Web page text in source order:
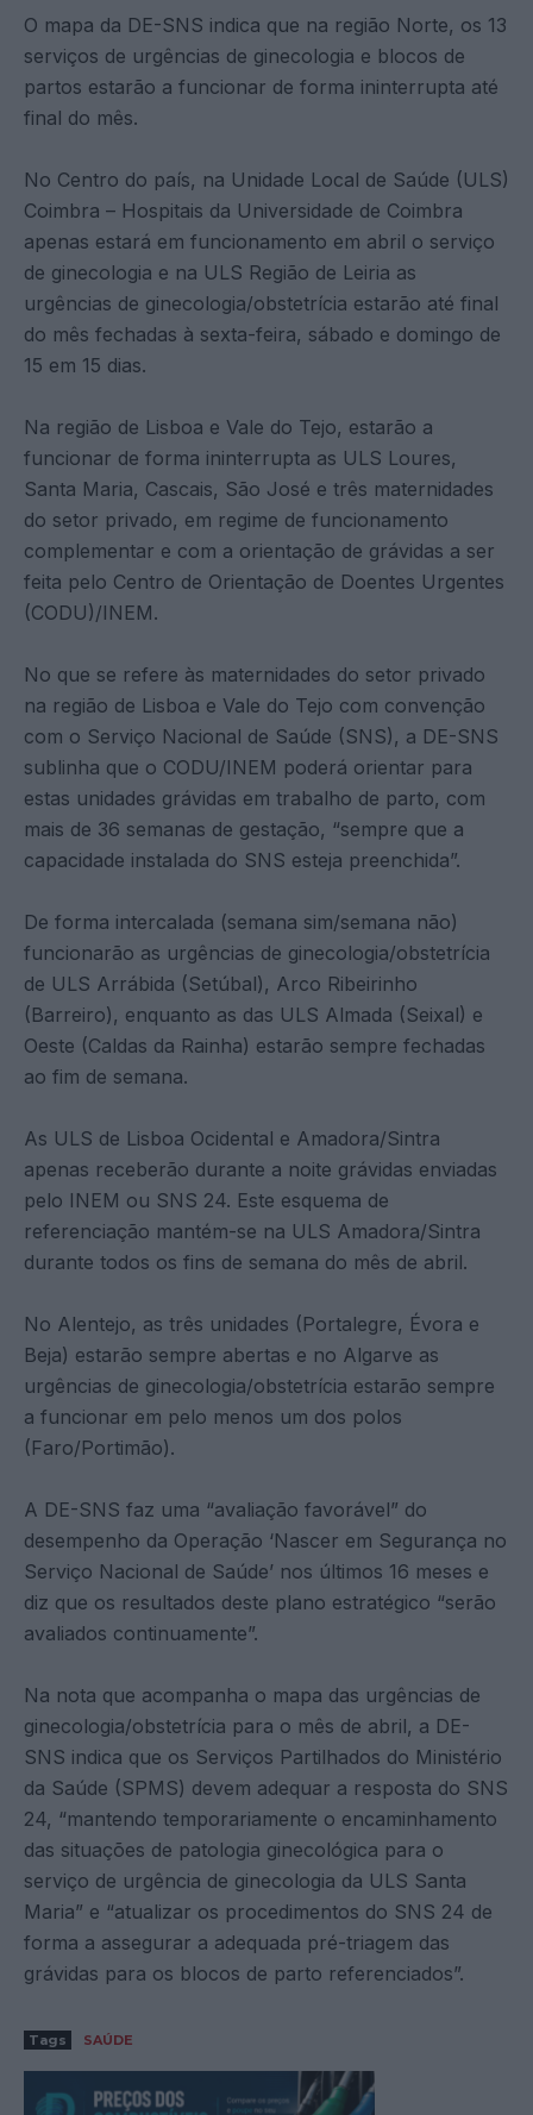
O mapa da DE-SNS indica que na região Norte, os 13
serviços de urgências de ginecologia e blocos de
partos estarão a funcionar de forma ininterrupta até
final do mês.
No Centro do país, na Unidade Local de Saúde (ULS)
Coimbra – Hospitais da Universidade de Coimbra
apenas estará em funcionamento em abril o serviço
de ginecologia e na ULS Região de Leiria as
urgências de ginecologia/obstetrícia estarão até final
do mês fechadas à sexta-feira, sábado e domingo de
15 em 15 dias.
Na região de Lisboa e Vale do Tejo, estarão a
funcionar de forma ininterrupta as ULS Loures,
Santa Maria, Cascais, São José e três maternidades
do setor privado, em regime de funcionamento
complementar e com a orientação de grávidas a ser
feita pelo Centro de Orientação de Doentes Urgentes
(CODU)/INEM.
No que se refere às maternidades do setor privado
na região de Lisboa e Vale do Tejo com convenção
com o Serviço Nacional de Saúde (SNS), a DE-SNS
sublinha que o CODU/INEM poderá orientar para
estas unidades grávidas em trabalho de parto, com
mais de 36 semanas de gestação, “sempre que a
capacidade instalada do SNS esteja preenchida”.
De forma intercalada (semana sim/semana não)
funcionarão as urgências de ginecologia/obstetrícia
de ULS Arrábida (Setúbal), Arco Ribeirinho
(Barreiro), enquanto as das ULS Almada (Seixal) e
Oeste (Caldas da Rainha) estarão sempre fechadas
ao fim de semana.
As ULS de Lisboa Ocidental e Amadora/Sintra
apenas receberão durante a noite grávidas enviadas
pelo INEM ou SNS 24. Este esquema de
referenciação mantém-se na ULS Amadora/Sintra
durante todos os fins de semana do mês de abril.
No Alentejo, as três unidades (Portalegre, Évora e
Beja) estarão sempre abertas e no Algarve as
urgências de ginecologia/obstetrícia estarão sempre
a funcionar em pelo menos um dos polos
(Faro/Portimão).
A DE-SNS faz uma “avaliação favorável” do
desempenho da Operação ‘Nascer em Segurança no
Serviço Nacional de Saúde’ nos últimos 16 meses e
diz que os resultados deste plano estratégico “serão
avaliados continuamente”.
Na nota que acompanha o mapa das urgências de
ginecologia/obstetrícia para o mês de abril, a DE-
SNS indica que os Serviços Partilhados do Ministério
da Saúde (SPMS) devem adequar a resposta do SNS
24, “mantendo temporariamente o encaminhamento
das situações de patologia ginecológica para o
serviço de urgência de ginecologia da ULS Santa
Maria” e “atualizar os procedimentos do SNS 24 de
forma a assegurar a adequada pré-triagem das
grávidas para os blocos de parto referenciados”.
Tags SAÚDE